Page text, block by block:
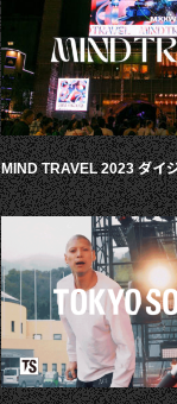
MIND TRAVEL 2023 ダイ